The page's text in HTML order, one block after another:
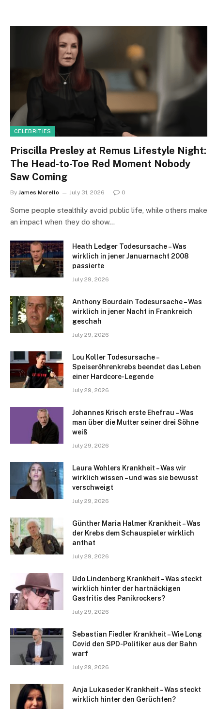
CELEBRITIES
Priscilla Presley at Remus Lifestyle Night:
The Head-to-Toe Red Moment Nobody
Saw Coming
By James Morello July 31, 2026 0
Some people stealthily avoid public life, while others make
an impact when they do show…
Heath Ledger Todesursache – Was
wirklich in jener Januarnacht 2008
passierte
July 29, 2026
Anthony Bourdain Todesursache – Was
wirklich in jener Nacht in Frankreich
geschah
July 29, 2026
Lou Koller Todesursache –
Speiseröhrenkrebs beendet das Leben
einer Hardcore-Legende
July 29, 2026
Johannes Krisch erste Ehefrau – Was
man über die Mutter seiner drei Söhne
weiß
July 29, 2026
Laura Wohlers Krankheit – Was wir
wirklich wissen – und was sie bewusst
verschweigt
July 29, 2026
Günther Maria Halmer Krankheit – Was
der Krebs dem Schauspieler wirklich
anthat
July 29, 2026
Udo Lindenberg Krankheit – Was steckt
wirklich hinter der hartnäckigen
Gastritis des Panikrockers?
July 29, 2026
Sebastian Fiedler Krankheit – Wie Long
Covid den SPD-Politiker aus der Bahn
warf
July 29, 2026
Anja Lukaseder Krankheit – Was steckt
wirklich hinter den Gerüchten?